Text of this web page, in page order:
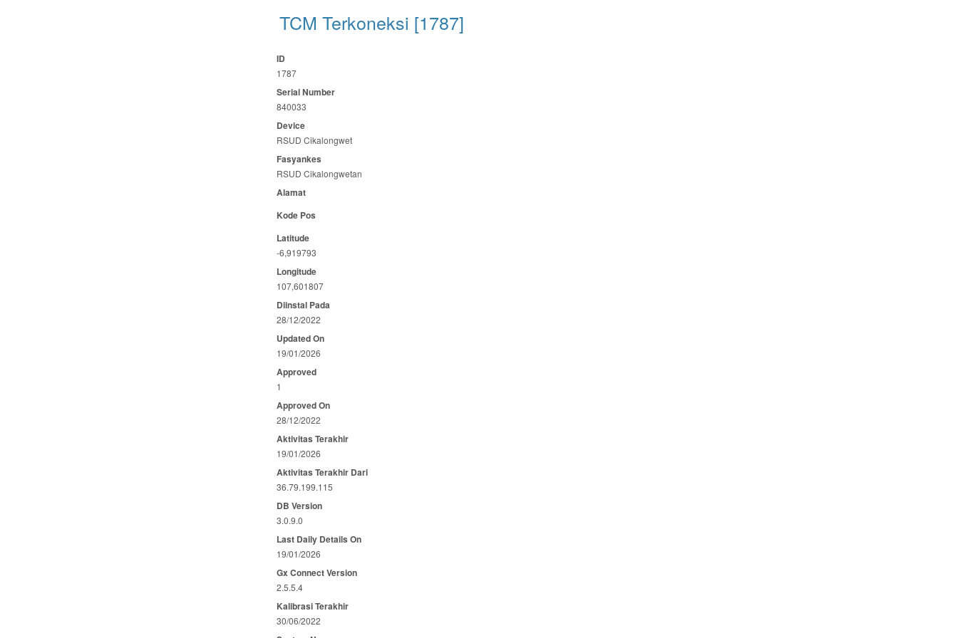
TCM Terkoneksi [1787]
ID
1787
Serial Number
840033
Device
RSUD Cikalongwet
Fasyankes
RSUD Cikalongwetan
Alamat
Kode Pos
Latitude
-6,919793
Longitude
107,601807
Diinstal Pada
28/12/2022
Updated On
19/01/2026
Approved
1
Approved On
28/12/2022
Aktivitas Terakhir
19/01/2026
Aktivitas Terakhir Dari
36.79.199.115
DB Version
3.0.9.0
Last Daily Details On
19/01/2026
Gx Connect Version
2.5.5.4
Kalibrasi Terakhir
30/06/2022